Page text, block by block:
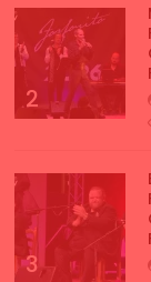
2
3